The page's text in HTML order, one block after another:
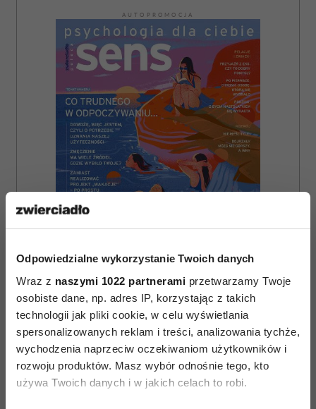
Odpowiedzialne wykorzystanie Twoich danych
Wraz z naszymi 1022 partnerami przetwarzamy Twoje
osobiste dane, np. adres IP, korzystając z takich
technologii jak pliki cookie, w celu wyświetlania
spersonalizowanych reklam i treści, analizowania tychże,
wychodzenia naprzeciw oczekiwaniom użytkowników i
rozwoju produktów. Masz wybór odnośnie tego, kto
używa Twoich danych i w jakich celach to robi.
AUTOPROMOCJA
ZAMÓW
WYDANIE DRUKOWANE
E-WYDANIE